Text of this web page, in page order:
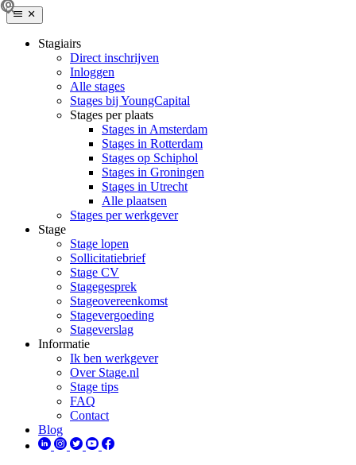
Stagiairs
Direct inschrijven
Inloggen
Alle stages
Stages bij YoungCapital
Stages per plaats
Stages in Amsterdam
Stages in Rotterdam
Stages op Schiphol
Stages in Groningen
Stages in Utrecht
Alle plaatsen
Stages per werkgever
Stage
Stage lopen
Sollicitatiebrief
Stage CV
Stagegesprek
Stageovereenkomst
Stagevergoeding
Stageverslag
Informatie
Ik ben werkgever
Over Stage.nl
Stage tips
FAQ
Contact
Blog